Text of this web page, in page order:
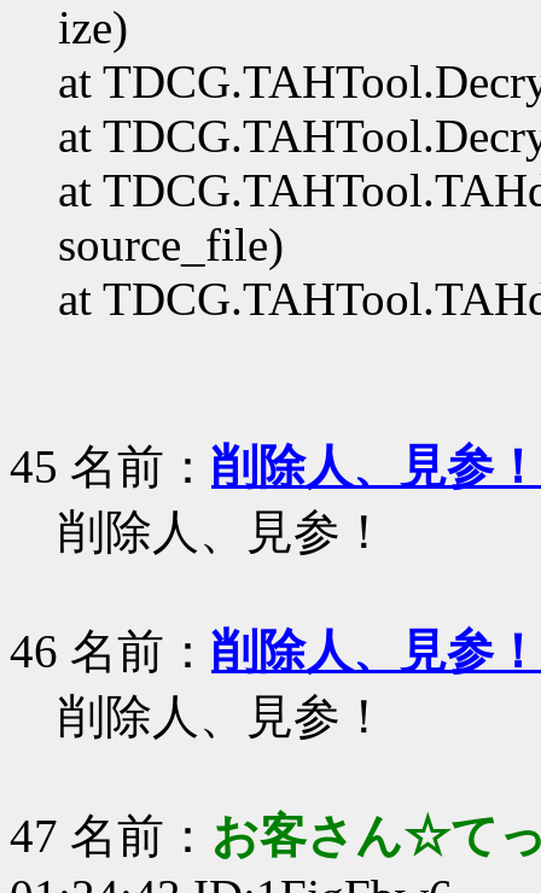
ize)
at
at
at
source_file)
at
45 名前： 削除人、見参！
削除人、見参！
46 名前： 削除人、見参！
削除人、見参！
47 名前： お客さん☆て